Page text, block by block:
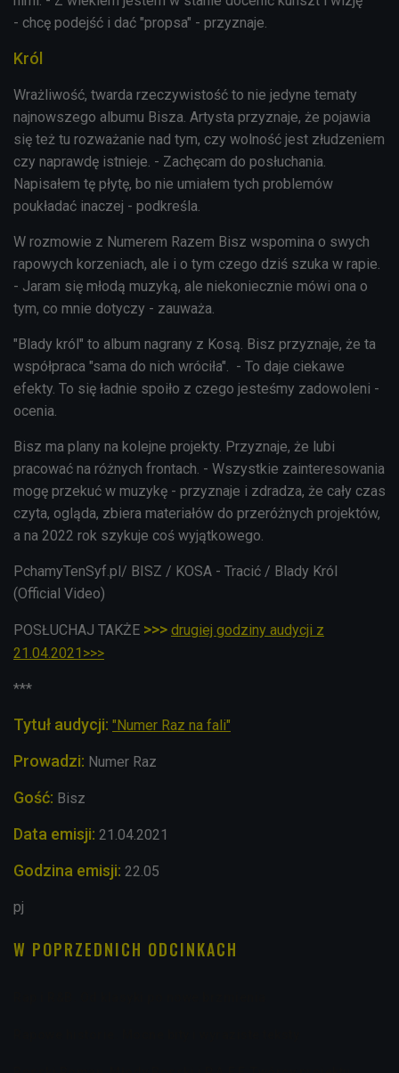
- chcę podejść i dać "propsa" - przyznaje.
Król
Wrażliwość, twarda rzeczywistość to nie jedyne tematy
najnowszego albumu Bisza. Artysta przyznaje, że pojawia
się też tu rozważanie nad tym, czy wolność jest złudzeniem
czy naprawdę istnieje. - Zachęcam do posłuchania.
Napisałem tę płytę, bo nie umiałem tych problemów
poukładać inaczej - podkreśla.
W rozmowie z Numerem Razem Bisz wspomina o swych
rapowych korzeniach, ale i o tym czego dziś szuka w rapie.
- Jaram się młodą muzyką, ale niekoniecznie mówi ona o
tym, co mnie dotyczy - zauważa.
"Blady król" to album nagrany z Kosą. Bisz przyznaje, że ta
współpraca "sama do nich wróciła". - To daje ciekawe
efekty. To się ładnie spoiło z czego jesteśmy zadowoleni -
ocenia.
Bisz ma plany na kolejne projekty. Przyznaje, że lubi
pracować na różnych frontach. - Wszystkie zainteresowania
mogę przekuć w muzykę - przyznaje i zdradza, że cały czas
czyta, ogląda, zbiera materiałów do przeróżnych projektów,
a na 2022 rok szykuje coś wyjątkowego.
PchamyTenSyf.pl/ BISZ / KOSA - Tracić / Blady Król
(Official Video)
POSŁUCHAJ TAKŻE >>> drugiej godziny audycji z
21.04.2021>>>
***
Tytuł audycji: "Numer Raz na fali"
Prowadzi: Numer Raz
Gość: Bisz
Data emisji: 21.04.2021
Godzina emisji: 22.05
pj
W POPRZEDNICH ODCINKACH